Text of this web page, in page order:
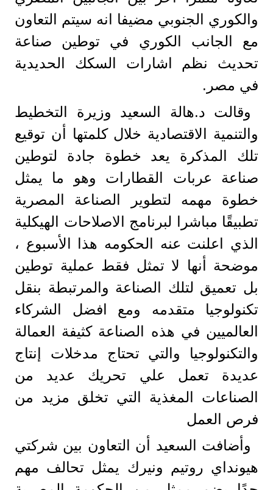
والكوري الجنوبي مضيفا انه سيتم التعاون
مع الجانب الكوري في توطين صناعة
تحديث نظم اشارات السكك الحديدية
في مصر.
وقالت د.هالة السعيد وزيرة التخطيط
والتنمية الاقتصادية خلال كلمتها أن توقيع
تلك المذكرة يعد خطوة جادة لتوطين
صناعة عربات القطارات وهو ما يمثل
خطوة مهمه لتطوير الصناعة المصرية
تطبيقًا مباشرا لبرنامج الاصلاحات الهيكلية
الذي اعلنت عنه الحكومه هذا الأسبوع ،
موضحة أنها لا تمثل فقط عملية توطين
بل تعميق لتلك الصناعة والمرتبطة بنقل
تكنولوجيا متقدمه ومع افضل الشركاء
العالميين في هذه الصناعة كثيفة العمالة
والتكنولوجيا والتي تحتاج مدخلات إنتاج
عديدة تعمل علي تحريك عديد من
الصناعات المغذية التي تخلق مزيد من
فرص العمل
وأضافت السعيد أن التعاون بين شركتي
هيونداي روتيم ونيرك يمثل تحالف مهم